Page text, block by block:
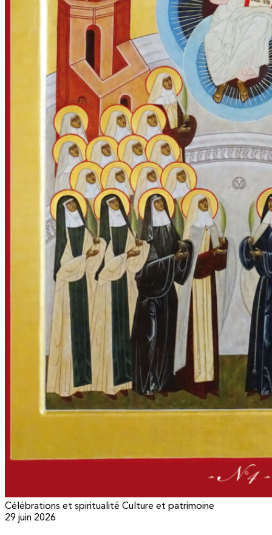
Célébrations et spiritualité Culture et patrimoine
29 juin 2026